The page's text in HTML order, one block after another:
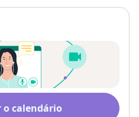
Pagamento após a consulta
o calendário